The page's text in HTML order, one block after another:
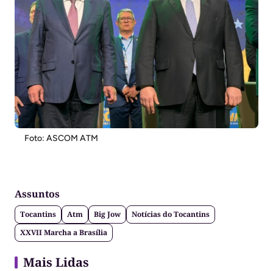
Foto: ASCOM ATM
Assuntos
Tocantins Atm Big Jow
Notícias do Tocantins
XXVII Marcha a Brasília
Mais Lidas